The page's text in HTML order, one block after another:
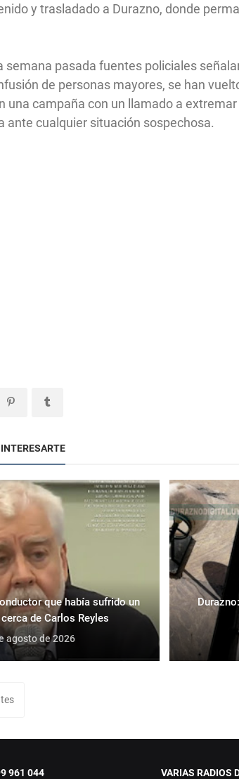
y trasladado a Durazno, donde
semana pasada fuentes policiales
de personas mayores, se han
una campaña con un llamado a
ante cualquier situación sospechosa.
que había sufrido un
de Carlos Reyles
agosto de 2026
961 044 VARIAS RADIOS